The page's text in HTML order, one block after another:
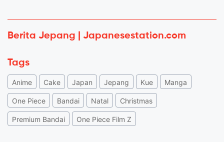
Berita Jepang | Japanesestation.com
Tags
Anime Cake Japan Jepang Kue Manga
One Piece Bandai Natal Christmas
Premium Bandai One Piece Film Z